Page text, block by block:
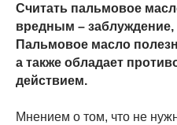
Считать пальмовое
вредным –
Пальмовое масло
а также обладает
действием.
Мнением о том, что не